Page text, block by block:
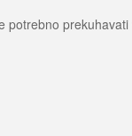
potrebno